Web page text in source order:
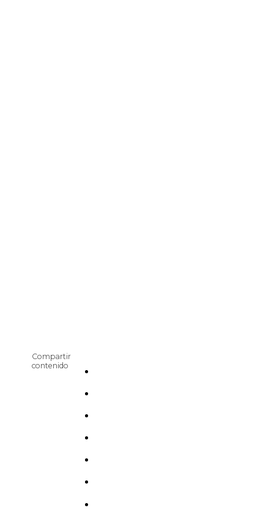
Compartir
contenido